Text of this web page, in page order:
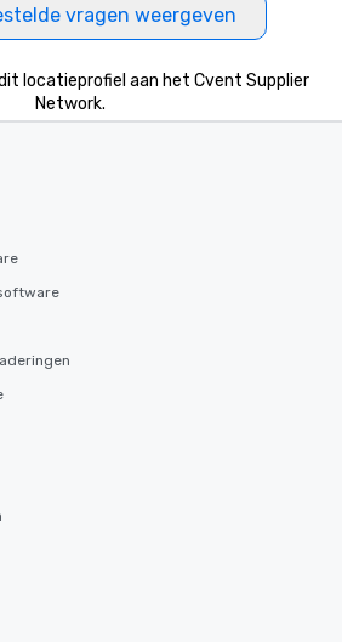
evening right
with
of tour
is about 5
vragen weergeven
locatieprofiel aan het Cvent Supplier
Network.